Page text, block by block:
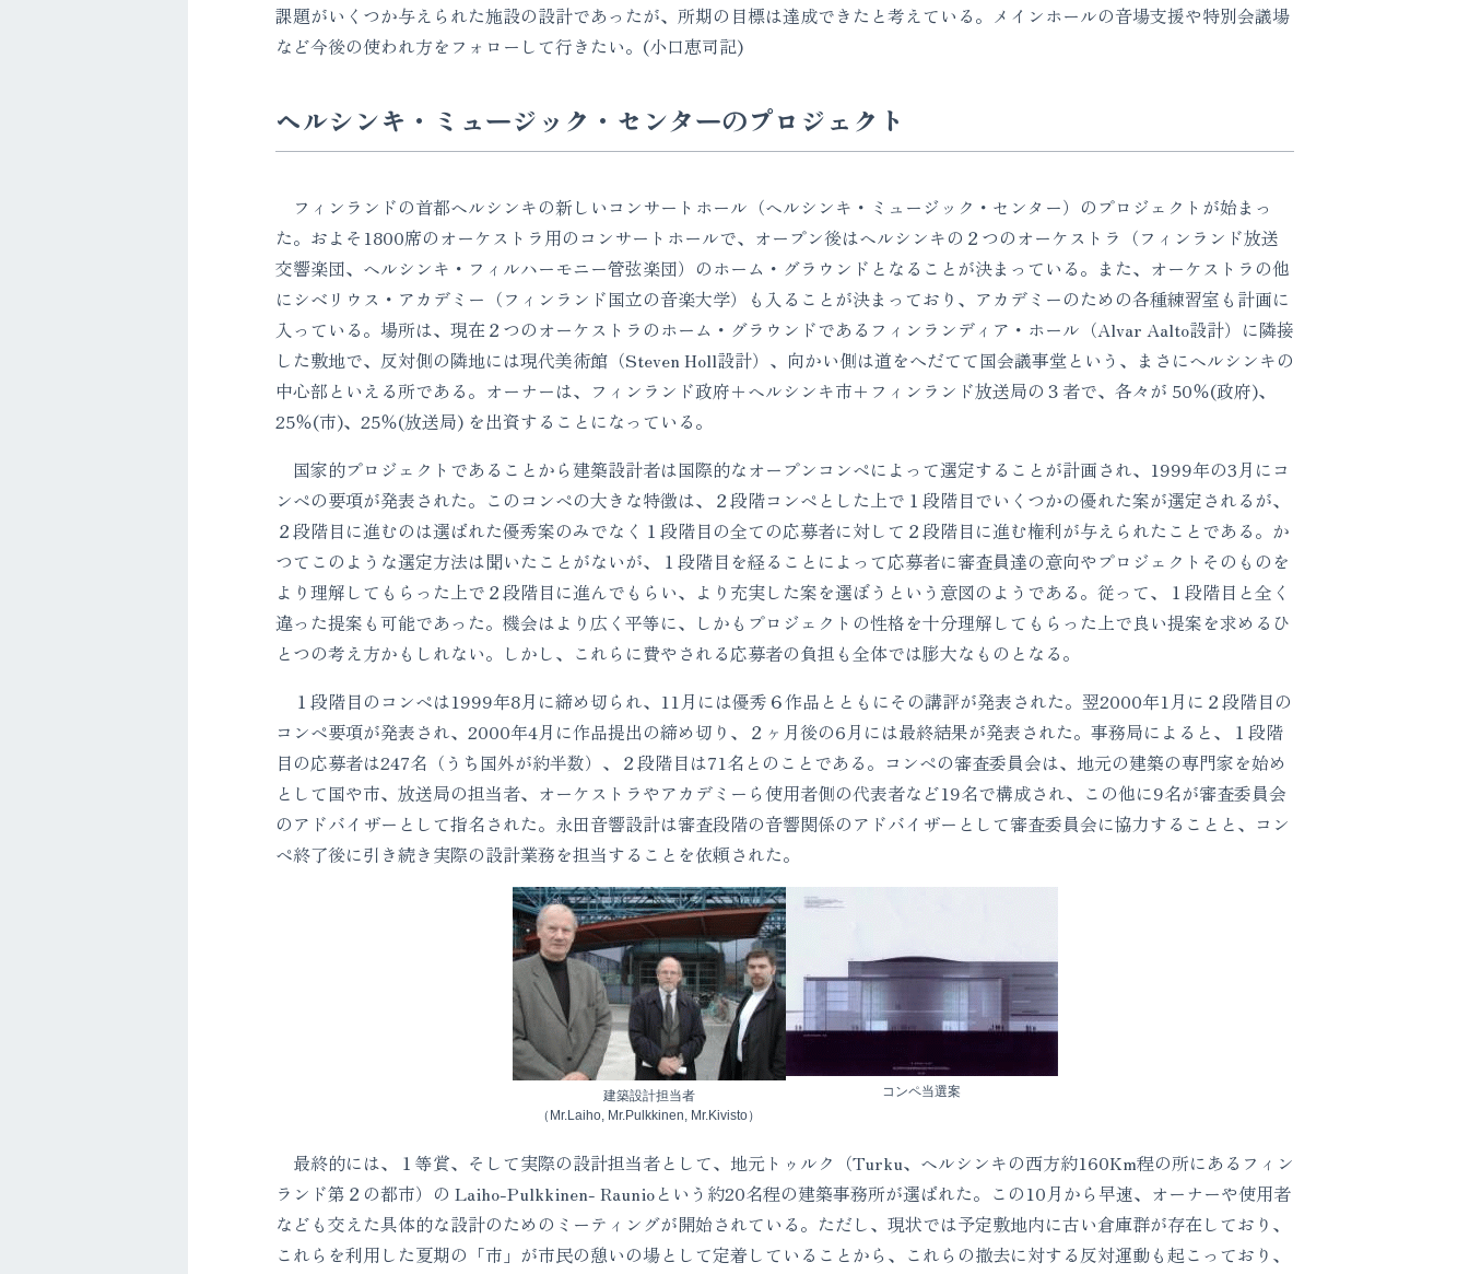
課題がいくつか与えられた施設の設計であったが、所期の目標は達成できたと考えている。メインホールの音場支援や特別会議場
など今後の使われ方をフォローして行きたい。(小口恵司記)
ヘルシンキ・ミュージック・センターのプロジェクト
フィンランドの首都ヘルシンキの新しいコンサートホール（ヘルシンキ・ミュージック・センター）のプロジェクトが始まっ
た。およそ1800席のオーケストラ用のコンサートホールで、オープン後はヘルシンキの２つのオーケストラ（フィンランド放送
交響楽団、ヘルシンキ・フィルハーモニー管弦楽団）のホーム・グラウンドとなることが決まっている。また、オーケストラの他
にシベリウス・アカデミー（フィンランド国立の音楽大学）も入ることが決まっており、アカデミーのための各種練習室も計画に
入っている。場所は、現在２つのオーケストラのホーム・グラウンドであるフィンランディア・ホール（Alvar Aalto設計）に隣接
した敷地で、反対側の隣地には現代美術館（Steven Holl設計）、向かい側は道をへだてて国会議事堂という、まさにヘルシンキの
中心部といえる所である。オーナーは、フィンランド政府＋ヘルシンキ市＋フィンランド放送局の３者で、各々が 50％(政府)、
25％(市)、25％(放送局) を出資することになっている。
国家的プロジェクトであることから建築設計者は国際的なオープンコンペによって選定することが計画され、1999年の3月にコ
ンペの要項が発表された。このコンペの大きな特徴は、２段階コンペとした上で１段階目でいくつかの優れた案が選定されるが、
２段階目に進むのは選ばれた優秀案のみでなく１段階目の全ての応募者に対して２段階目に進む権利が与えられたことである。か
つてこのような選定方法は聞いたことがないが、１段階目を経ることによって応募者に審査員達の意向やプロジェクトそのものを
より理解してもらった上で２段階目に進んでもらい、より充実した案を選ぼうという意図のようである。従って、１段階目と全く
違った提案も可能であった。機会はより広く平等に、しかもプロジェクトの性格を十分理解してもらった上で良い提案を求めるひ
とつの考え方かもしれない。しかし、これらに費やされる応募者の負担も全体では膨大なものとなる。
１段階目のコンペは1999年8月に締め切られ、11月には優秀６作品とともにその講評が発表された。翌2000年1月に２段階目の
コンペ要項が発表され、2000年4月に作品提出の締め切り、２ヶ月後の6月には最終結果が発表された。事務局によると、１段階
目の応募者は247名（うち国外が約半数）、２段階目は71名とのことである。コンペの審査委員会は、地元の建築の専門家を始め
として国や市、放送局の担当者、オーケストラやアカデミーら使用者側の代表者など19名で構成され、この他に9名が審査委員会
のアドバイザーとして指名された。永田音響設計は審査段階の音響関係のアドバイザーとして審査委員会に協力することと、コン
ペ終了後に引き続き実際の設計業務を担当することを依頼された。
建築設計担当者
（Mr.Laiho, Mr.Pulkkinen, Mr.Kivisto）
コンペ当選案
最終的には、１等賞、そして実際の設計担当者として、地元トゥルク（Turku、ヘルシンキの西方約160Km程の所にあるフィン
ランド第２の都市）の Laiho-Pulkkinen- Raunioという約20名程の建築事務所が選ばれた。この10月から早速、オーナーや使用者
なども交えた具体的な設計のためのミーティングが開始されている。ただし、現状では予定敷地内に古い倉庫群が存在しており、
これらを利用した夏期の「市」が市民の憩いの場として定着していることから、これらの撤去に対する反対運動も起こっており、